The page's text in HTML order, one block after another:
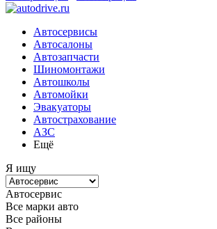
Автосервисы
Автосалоны
Автозапчасти
Шиномонтажи
Автошколы
Автомойки
Эвакуаторы
Автострахование
АЗС
Ещё
Я ищу
Автосервис
Все марки авто
Все районы